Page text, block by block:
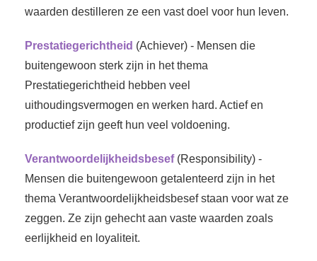
waarden destilleren ze een vast doel voor hun leven.
Prestatiegerichtheid (Achiever) - Mensen die
buitengewoon sterk zijn in het thema
Prestatiegerichtheid hebben veel
uithoudingsvermogen en werken hard. Actief en
productief zijn geeft hun veel voldoening.
Verantwoordelijkheidsbesef (Responsibility) -
Mensen die buitengewoon getalenteerd zijn in het
thema Verantwoordelijkheidsbesef staan voor wat ze
zeggen. Ze zijn gehecht aan vaste waarden zoals
eerlijkheid en loyaliteit.